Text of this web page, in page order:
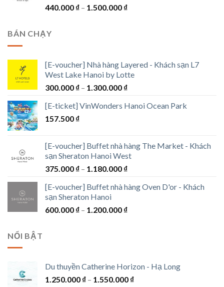
440.000 ₫ – 1.500.000 ₫Khoảng
BÁN CHẠY
[E-voucher] Nhà hàng Layered - Khách sạn L7
West Lake Hanoi by Lotte
300.000 ₫ – 1.300.000 ₫Khoảng
từ
[E-ticket] VinWonders Hanoi Ocean Park
157.500 ₫
[E-voucher] Buffet nhà hàng The Market - Khách
sạn Sheraton Hanoi West
375.000 ₫ – 1.180.000 ₫Khoảng
từ
đến
[E-voucher] Buffet nhà hàng Oven D'or - Khách
sạn Sheraton Hanoi
600.000 ₫ – 1.200.000 ₫Khoảng
NỔI BẬT
Du thuyền Catherine Horizon - Hạ Long
1.250.000 ₫ – 1.550.000 ₫Khoảng